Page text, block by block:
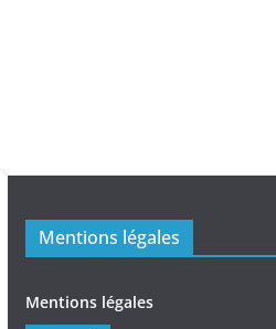
Mentions légales
Mentions légales